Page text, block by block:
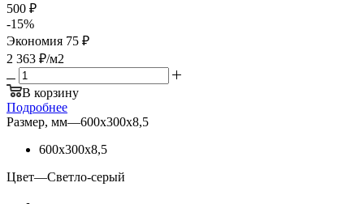
500 ₽
-15%
Экономия 75 ₽
2 363 ₽/м2
В корзину
Подробнее
Размер, мм—600х300х8,5
600х300х8,5
Цвет—Светло-серый